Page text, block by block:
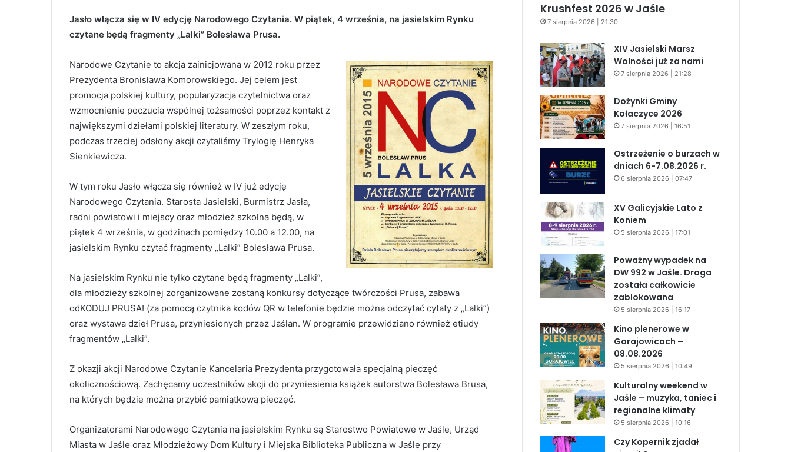
Jasło włącza się w IV edycję Narodowego Czytania. W piątek, 4 września, na jasielskim Rynku
czytane będą fragmenty „Lalki” Bolesława Prusa.
Narodowe Czytanie to akcja zainicjowana w 2012 roku przez
Prezydenta Bronisława Komorowskiego. Jej celem jest
promocja polskiej kultury, popularyzacja czytelnictwa oraz
wzmocnienie poczucia wspólnej tożsamości poprzez kontakt z
największymi dziełami polskiej literatury. W zeszłym roku,
podczas trzeciej odsłony akcji czytaliśmy Trylogię Henryka
Sienkiewicza.
W tym roku Jasło włącza się również w IV już edycję
Narodowego Czytania. Starosta Jasielski, Burmistrz Jasła,
radni powiatowi i miejscy oraz młodzież szkolna będą, w
piątek 4 września, w godzinach pomiędzy 10.00 a 12.00, na
jasielskim Rynku czytać fragmenty „Lalki” Bolesława Prusa.
Na jasielskim Rynku nie tylko czytane będą fragmenty „Lalki”,
dla młodzieży szkolnej zorganizowane zostaną konkursy dotyczące twórczości Prusa, zabawa
odKODUJ PRUSA! (za pomocą czytnika kodów QR w telefonie będzie można odczytać cytaty z „Lalki”)
oraz wystawa dzieł Prusa, przyniesionych przez Jaślan. W programie przewidziano również etiudy
fragmentów „Lalki”.
Z okazji akcji Narodowe Czytanie Kancelaria Prezydenta przygotowała specjalną pieczęć
okolicznościową. Zachęcamy uczestników akcji do przyniesienia książek autorstwa Bolesława Brusa,
na których będzie można przybić pamiątkową pieczęć.
Organizatorami Narodowego Czytania na jasielskim Rynku są Starostwo Powiatowe w Jaśle, Urząd
Miasta w Jaśle oraz Młodzieżowy Dom Kultury i Miejska Biblioteka Publiczna w Jaśle przy
Krushfest 2026 w Jaśle
7 sierpnia 2026 | 21:30
XIV Jasielski Marsz
Wolności już za nami
7 sierpnia 2026 | 21:28
Dożynki Gminy
Kołaczyce 2026
7 sierpnia 2026 | 16:51
Ostrzeżenie o burzach w
dniach 6-7.08.2026 r.
6 sierpnia 2026 | 07:47
XV Galicyjskie Lato z
Koniem
5 sierpnia 2026 | 17:01
Poważny wypadek na
DW 992 w Jaśle. Droga
została całkowicie
zablokowana
5 sierpnia 2026 | 16:17
Kino plenerowe w
Gorajowicach –
08.08.2026
5 sierpnia 2026 | 10:49
Kulturalny weekend w
Jaśle – muzyka, taniec i
regionalne klimaty
5 sierpnia 2026 | 10:16
Czy Kopernik zjadał